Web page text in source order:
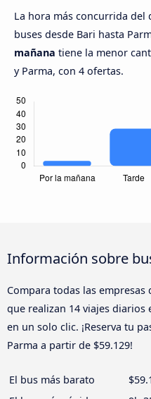
La hora más concurrida del
buses desde Bari hasta
mañana tiene la menor
y Parma, con 4 ofertas.
Información sobre
Compara todas las
que realizan 14 viajes diarios
en un solo clic. ¡Reserva tu
Parma a partir de $59.129!
El bus más barato